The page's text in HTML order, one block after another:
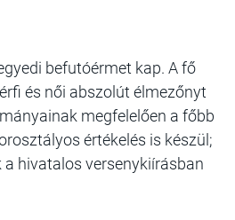
befutóérmet kap. A fő
és női abszolút élmezőnyt
megfelelően a főbb
értékelés is készül;
hivatalos versenykiírásban